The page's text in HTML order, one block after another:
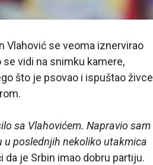
Vlahović se veoma iznervirao
se vidi na snimku kamere,
što je psovao i ispuštao živce
sa Vlahovićem. Napravio sam
u poslednjih nekoliko utakmica
je Srbin imao dobru partiju.